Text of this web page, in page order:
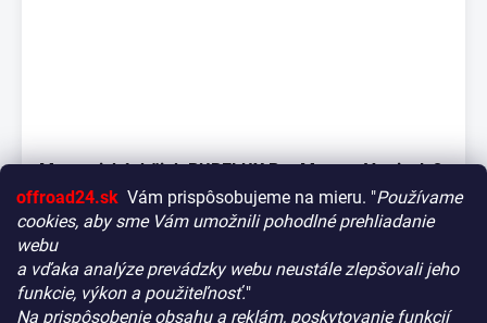
offroad24.sk Vám prispôsobujeme na mieru. "Používame
cookies, aby sme Vám umožnili pohodlné prehliadanie
webu
a vďaka analýze prevádzky webu neustále zlepšovali jeho
funkcie, výkon a použiteľnosť."
Na prispôsobenie obsahu a reklám, poskytovanie funkcií
Magnetický držiak PURELUX Pro Magnet Vertical, 2
kusy
NA CENTRÁLNOM SKLADE(>10 KS) KÓD:HS11197
€36,90
(€30 bez DPH)
+
−